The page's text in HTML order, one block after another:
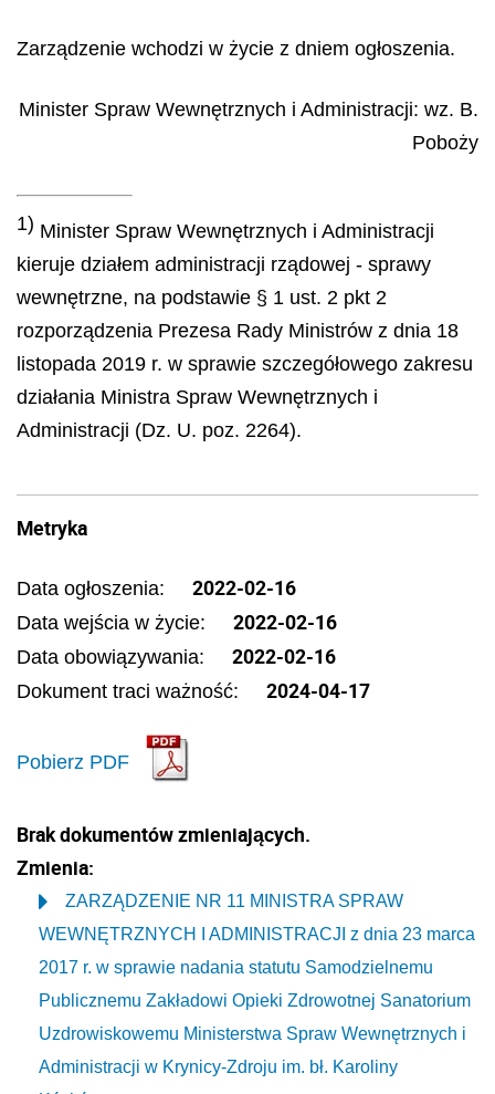
Zarządzenie wchodzi w życie z dniem ogłoszenia.
Minister Spraw Wewnętrznych i Administracji: wz. B.
Poboży
1) Minister Spraw Wewnętrznych i Administracji
kieruje działem administracji rządowej - sprawy
wewnętrzne, na podstawie § 1 ust. 2 pkt 2
rozporządzenia Prezesa Rady Ministrów z dnia 18
listopada 2019 r. w sprawie szczegółowego zakresu
działania Ministra Spraw Wewnętrznych i
Administracji (Dz. U. poz. 2264).
Metryka
Data ogłoszenia: 2022-02-16
Data wejścia w życie: 2022-02-16
Data obowiązywania: 2022-02-16
Dokument traci ważność: 2024-04-17
Pobierz PDF
Brak dokumentów zmieniających.
Zmienia:
ZARZĄDZENIE NR 11 MINISTRA SPRAW
WEWNĘTRZNYCH I ADMINISTRACJI z dnia 23 marca
2017 r. w sprawie nadania statutu Samodzielnemu
Publicznemu Zakładowi Opieki Zdrowotnej Sanatorium
Uzdrowiskowemu Ministerstwa Spraw Wewnętrznych i
Administracji w Krynicy-Zdroju im. bł. Karoliny